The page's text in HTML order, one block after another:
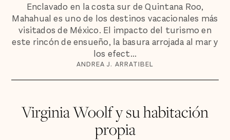
Enclavado en la costa sur de Quintana Roo,
Mahahual es uno de los destinos vacacionales más
visitados de México. El impacto del turismo en
este rincón de ensueño, la basura arrojada al mar y
los efect...
ANDREA J. ARRATIBEL
Virginia Woolf y su habitación
propia